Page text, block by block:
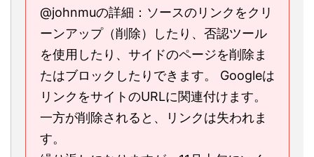
@johnmuの詳細：ソースのリンクをクリ
ーンアップ（削除）したり、否認ツール
を使用したり、サイドのページを削除ま
たはブロックしたりできます。 Googleは
リンクをサイトのURLに関連付けます。
一方が削除されると、リンクは失われま
す。